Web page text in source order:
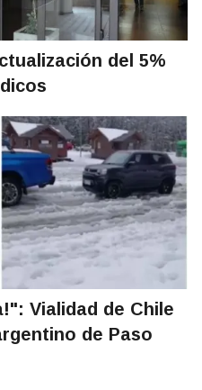
del 5%
Vialidad de Chile
de Paso